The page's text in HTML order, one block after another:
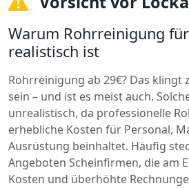
Warum Rohrreinigung
realistisch ist
Rohrreinigung ab 29€? Das klingt
sein – und ist es meist auch.
unrealistisch, da professionelle
erhebliche Kosten für Personal,
Ausrüstung beinhaltet. Häufig
Angeboten Scheinfirmen, die am
Kosten und überhöhte